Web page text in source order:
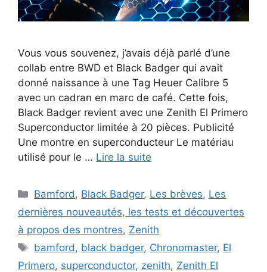
Vous vous souvenez, j’avais déjà parlé d’une
collab entre BWD et Black Badger qui avait
donné naissance à une Tag Heuer Calibre 5
avec un cadran en marc de café. Cette fois,
Black Badger revient avec une Zenith El Primero
Superconductor limitée à 20 pièces. Publicité
Une montre en superconducteur Le matériau
utilisé pour le … Lire la suite
Catégories
Bamford , Black Badger, Les brèves, Les
dernières nouveautés, les tests et découvertes
à propos des montres, Zenith
Étiquettes
bamford , black badger, Chronomaster, El
Primero, superconductor, zenith, Zenith El